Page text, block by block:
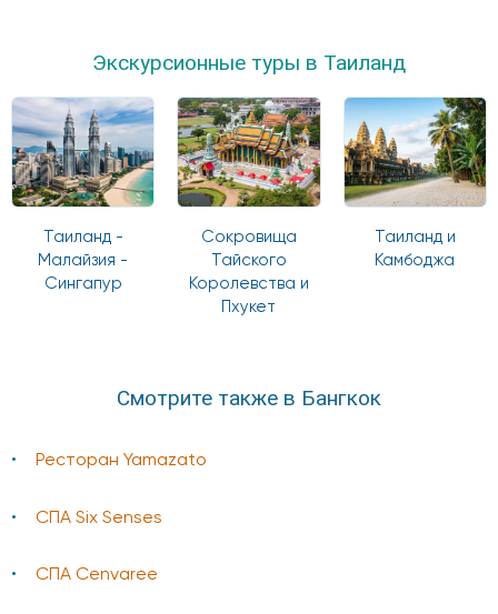
Экскурсионные туры в Таиланд
Таиланд -
Малайзия -
Сингапур
Сокровища
Тайского
Королевства и
Пхукет
Таиланд и
Камбоджа
Смотрите также в Бангкок
Ресторан Yamazato
СПА Six Senses
СПА Cenvaree